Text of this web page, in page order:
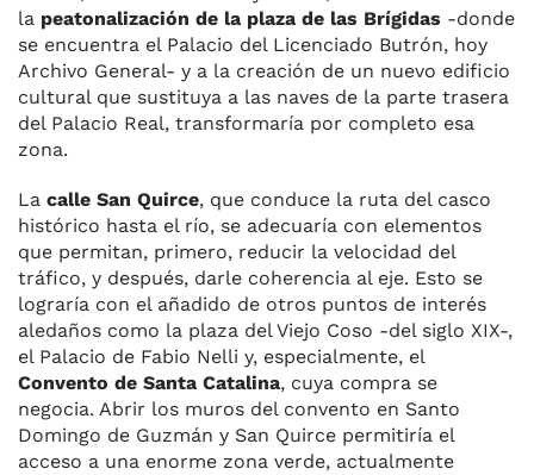
la peatonalización de la plaza de las Brígidas -donde
se encuentra el Palacio del Licenciado Butrón, hoy
Archivo General- y a la creación de un nuevo edificio
cultural que sustituya a las naves de la parte trasera
del Palacio Real, transformaría por completo esa
zona.
La calle San Quirce, que conduce la ruta del casco
histórico hasta el río, se adecuaría con elementos
que permitan, primero, reducir la velocidad del
tráfico, y después, darle coherencia al eje. Esto se
lograría con el añadido de otros puntos de interés
aledaños como la plaza del Viejo Coso -del siglo XIX-,
el Palacio de Fabio Nelli y, especialmente, el
Convento de Santa Catalina, cuya compra se
negocia. Abrir los muros del convento en Santo
Domingo de Guzmán y San Quirce permitiría el
acceso a una enorme zona verde, actualmente